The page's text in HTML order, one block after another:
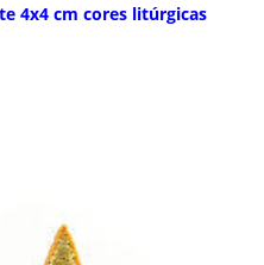
4x4 cm cores litúrgicas